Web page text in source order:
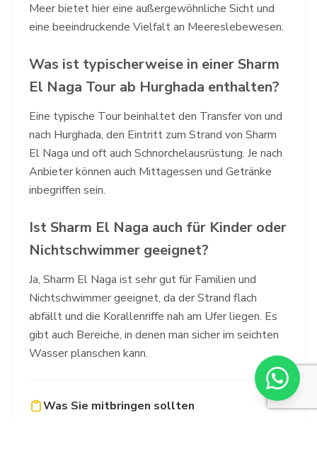
Meer bietet hier eine außergewöhnliche Sicht und
eine beeindruckende Vielfalt an Meereslebewesen.
Was ist typischerweise in einer Sharm
El Naga Tour ab Hurghada enthalten?
Eine typische Tour beinhaltet den Transfer von und
nach Hurghada, den Eintritt zum Strand von Sharm
El Naga und oft auch Schnorchelausrüstung. Je nach
Anbieter können auch Mittagessen und Getränke
inbegriffen sein.
Ist Sharm El Naga auch für Kinder oder
Nichtschwimmer geeignet?
Ja, Sharm El Naga ist sehr gut für Familien und
Nichtschwimmer geeignet, da der Strand flach
abfällt und die Korallenriffe nah am Ufer liegen. Es
gibt auch Bereiche, in denen man sicher im seichten
Wasser planschen kann.
Was Sie mitbringen sollten